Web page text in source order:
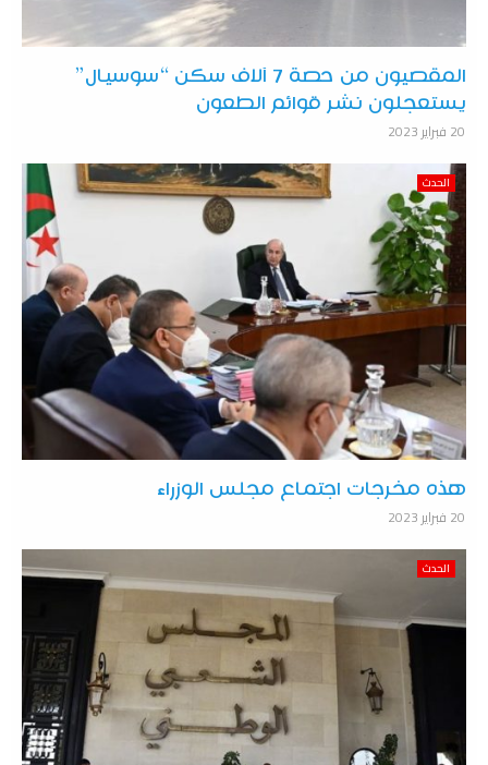
المقصيون من حصة 7 آلاف سكن “سوسيال”
يستعجلون نشر قوائم الطعون
20 فبراير 2023
الحدث
هذه مخرجات اجتماع مجلس الوزراء
20 فبراير 2023
الحدث